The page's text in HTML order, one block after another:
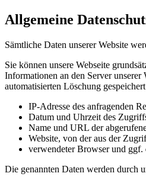
Allgemeine
Sämtliche Daten unserer Website
Sie können unsere Webseite
Informationen an den Server
automatisierten Löschung
IP-Adresse des anfragenden
Datum und Uhrzeit des
Name und URL der
Website, von der aus der
verwendeter Browser und ggf.
Die genannten Daten werden durch